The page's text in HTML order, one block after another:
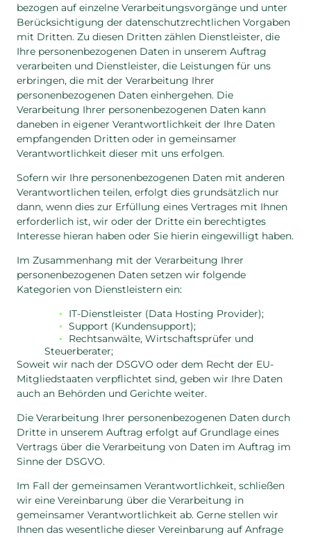
bezogen auf einzelne Verarbeitungsvorgänge und unter
Berücksichtigung der datenschutzrechtlichen Vorgaben
mit Dritten. Zu diesen Dritten zählen Dienstleister, die
Ihre personenbezogenen Daten in unserem Auftrag
verarbeiten und Dienstleister, die Leistungen für uns
erbringen, die mit der Verarbeitung Ihrer
personenbezogenen Daten einhergehen. Die
Verarbeitung Ihrer personenbezogenen Daten kann
daneben in eigener Verantwortlichkeit der Ihre Daten
empfangenden Dritten oder in gemeinsamer
Verantwortlichkeit dieser mit uns erfolgen.
Sofern wir Ihre personenbezogenen Daten mit anderen
Verantwortlichen teilen, erfolgt dies grundsätzlich nur
dann, wenn dies zur Erfüllung eines Vertrages mit Ihnen
erforderlich ist, wir oder der Dritte ein berechtigtes
Interesse hieran haben oder Sie hierin eingewilligt haben.
Im Zusammenhang mit der Verarbeitung Ihrer
personenbezogenen Daten setzen wir folgende
Kategorien von Dienstleistern ein:
IT-Dienstleister (Data Hosting Provider);
Support (Kundensupport);
Rechtsanwälte, Wirtschaftsprüfer und
Steuerberater;
Soweit wir nach der DSGVO oder dem Recht der EU-
Mitgliedstaaten verpflichtet sind, geben wir Ihre Daten
auch an Behörden und Gerichte weiter.
Die Verarbeitung Ihrer personenbezogenen Daten durch
Dritte in unserem Auftrag erfolgt auf Grundlage eines
Vertrags über die Verarbeitung von Daten im Auftrag im
Sinne der DSGVO.
Im Fall der gemeinsamen Verantwortlichkeit, schließen
wir eine Vereinbarung über die Verarbeitung in
gemeinsamer Verantwortlichkeit ab. Gerne stellen wir
Ihnen das wesentliche dieser Vereinbarung auf Anfrage